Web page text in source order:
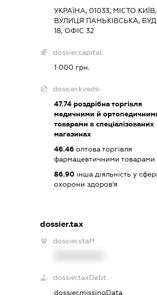
УКРАЇНА, 01033, МІСТО КИЇВ,
ВУЛИЦЯ ПАНЬКІВСЬКА,
18, ОФІС 32
dossier.capital:
1 000 грн.
dossier.kveds:
47.74роздрібна торгівля
медичними й
товарами в спеціалізованих
магазинах
46.46оптова торгівля
фармацевтичними товарами
86.90інша діяльність у сфері
охорони здоров'я
dossier.tax
dossier.staff
dossier.taxDebt
dossier.missingData